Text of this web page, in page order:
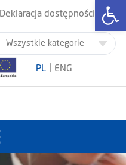
Deklaracja dostępności
PL ENG